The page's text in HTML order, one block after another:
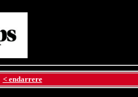
< endarrere